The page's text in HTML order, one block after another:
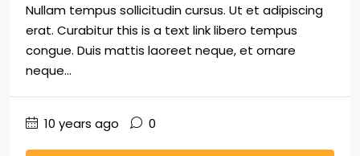
Nullam tempus sollicitudin cursus. Ut et adipiscing
erat. Curabitur this is a text link libero tempus
congue. Duis mattis laoreet neque, et ornare
neque...
10 years ago 0